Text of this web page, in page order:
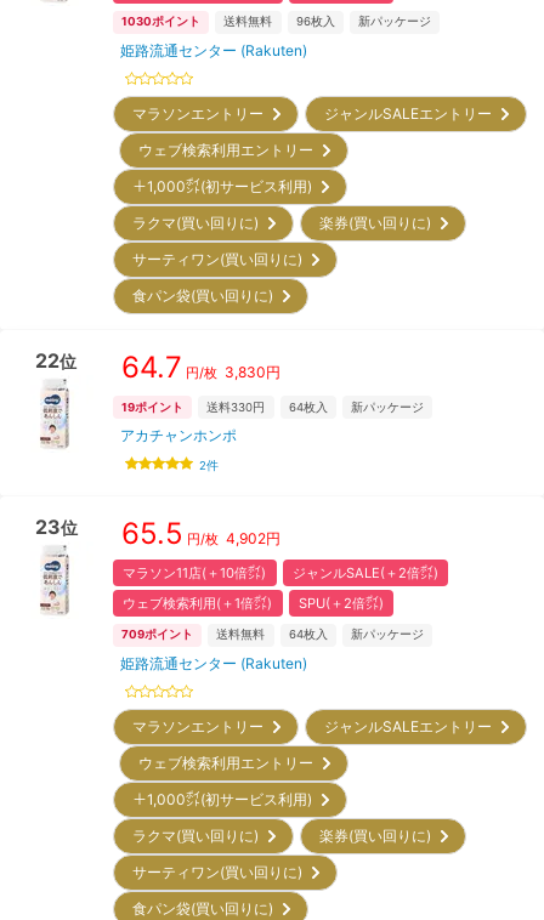
1030ポイント 送料無料 96枚入 新パッケージ
姫路流通センター (Rakuten)
マラソンエントリー
ジャンルSALEエントリー
ウェブ検索利用エントリー
＋1,000㌽(初サービス利用)
ラクマ(買い回りに)
楽券(買い回りに)
サーティワン(買い回りに)
食パン袋(買い回りに)
22位 64.7 円/枚 3,830円
19ポイント 送料330円 64枚入 新パッケージ
アカチャンホンポ
2件
23位 65.5 円/枚 4,902円
マラソン11店(＋10倍㌽)
ジャンルSALE(＋2倍㌽)
ウェブ検索利用(＋1倍㌽)
SPU(＋2倍㌽)
709ポイント 送料無料 64枚入 新パッケージ
姫路流通センター (Rakuten)
マラソンエントリー
ジャンルSALEエントリー
ウェブ検索利用エントリー
＋1,000㌽(初サービス利用)
ラクマ(買い回りに)
楽券(買い回りに)
サーティワン(買い回りに)
食パン袋(買い回りに)